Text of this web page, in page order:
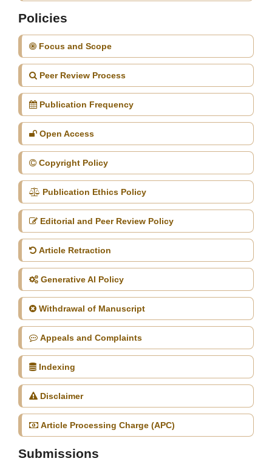
Policies
Focus and Scope
Peer Review Process
Publication Frequency
Open Access
Copyright Policy
Publication Ethics Policy
Editorial and Peer Review Policy
Article Retraction
Generative AI Policy
Withdrawal of Manuscript
Appeals and Complaints
Indexing
Disclaimer
Article Processing Charge (APC)
Submissions